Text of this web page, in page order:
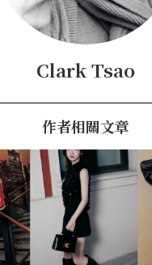
Clark Tsao
作者相關文章